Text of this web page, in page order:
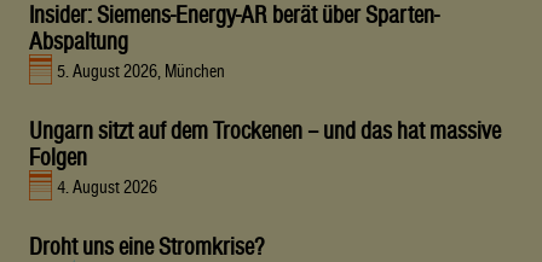
Insider: Siemens-Energy-AR berät über Sparten-
Abspaltung
5. August 2026, München
Ungarn sitzt auf dem Trockenen – und das hat massive
Folgen
4. August 2026
Droht uns eine Stromkrise?